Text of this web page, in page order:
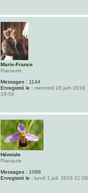
Marie-France
Pianaute
Messages : 1144
Enregistré le : mercredi 26 juin 2019
19:59
Hémiole
Pianaute
Messages : 1088
Enregistré le : lundi 1 juil. 2019 21:08